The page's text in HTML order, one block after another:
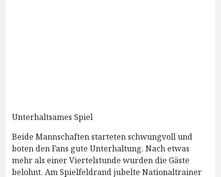
Unterhaltsames Spiel
Beide Mannschaften starteten schwungvoll und
boten den Fans gute Unterhaltung. Nach etwas
mehr als einer Viertelstunde wurden die Gäste
belohnt. Am Spielfeldrand jubelte Nationaltrainer